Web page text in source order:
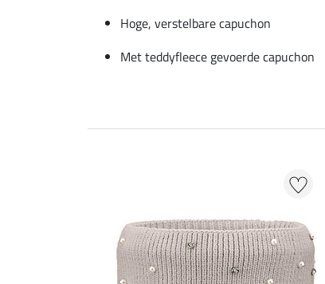
Hoge, verstelbare capuchon
Met teddyfleece gevoerde capuchon